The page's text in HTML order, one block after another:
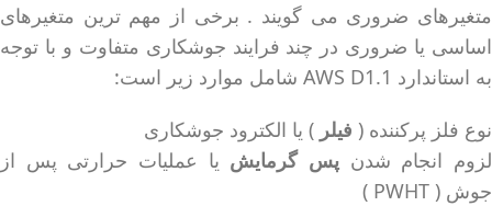
متغیرهای ضروری می گویند . برخی از مهم ترین متغیرهای
اساسی یا ضروری در چند فرایند جوشکاری متفاوت و با توجه
به استاندارد AWS D1.1 شامل موارد زیر است:
نوع فلز پرکننده ( فیلر ) یا الکترود جوشکاری
لزوم انجام شدن پس گرمایش یا عملیات حرارتی پس از
جوش ( PWHT )‌